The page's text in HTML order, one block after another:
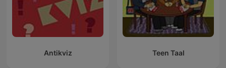
Antikviz Teen Taal